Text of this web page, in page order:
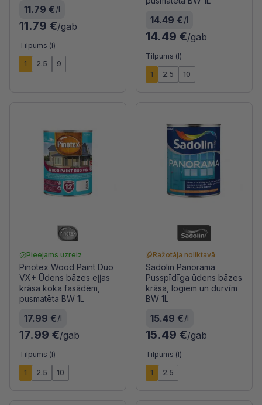
11.79 €/l
11.79 €/gab
Tilpums (l)
1 2.5 9
14.49 €/l
14.49 €/gab
Tilpums (l)
1 2.5 10
Pieejams uzreiz
Pinotex Wood Paint Duo
VX+ Ūdens bāzes eļļas
krāsa koka fasādēm,
pusmatēta BW 1L
17.99 €/l
17.99 €/gab
Tilpums (l)
1 2.5 10
Ražotāja noliktavā
Sadolin Panorama
Pusspīdīga ūdens bāzes
krāsa, logiem un durvīm
BW 1L
15.49 €/l
15.49 €/gab
Tilpums (l)
1 2.5